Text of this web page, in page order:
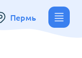
Пермь